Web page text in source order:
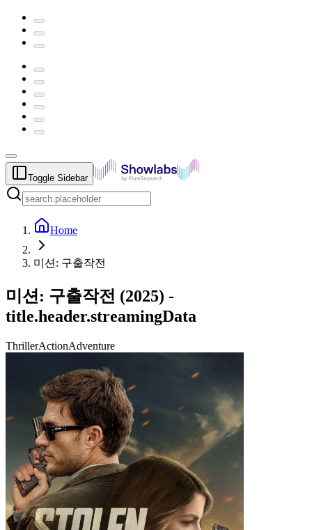
Toggle Sidebar
Home
미션: 구출작전
미션: 구출작전 (2025) -
title.header.streamingData
ThrillerActionAdventure